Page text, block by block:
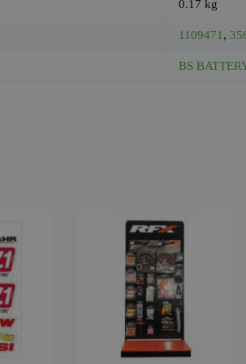
0.17 kg
1109471,
BS